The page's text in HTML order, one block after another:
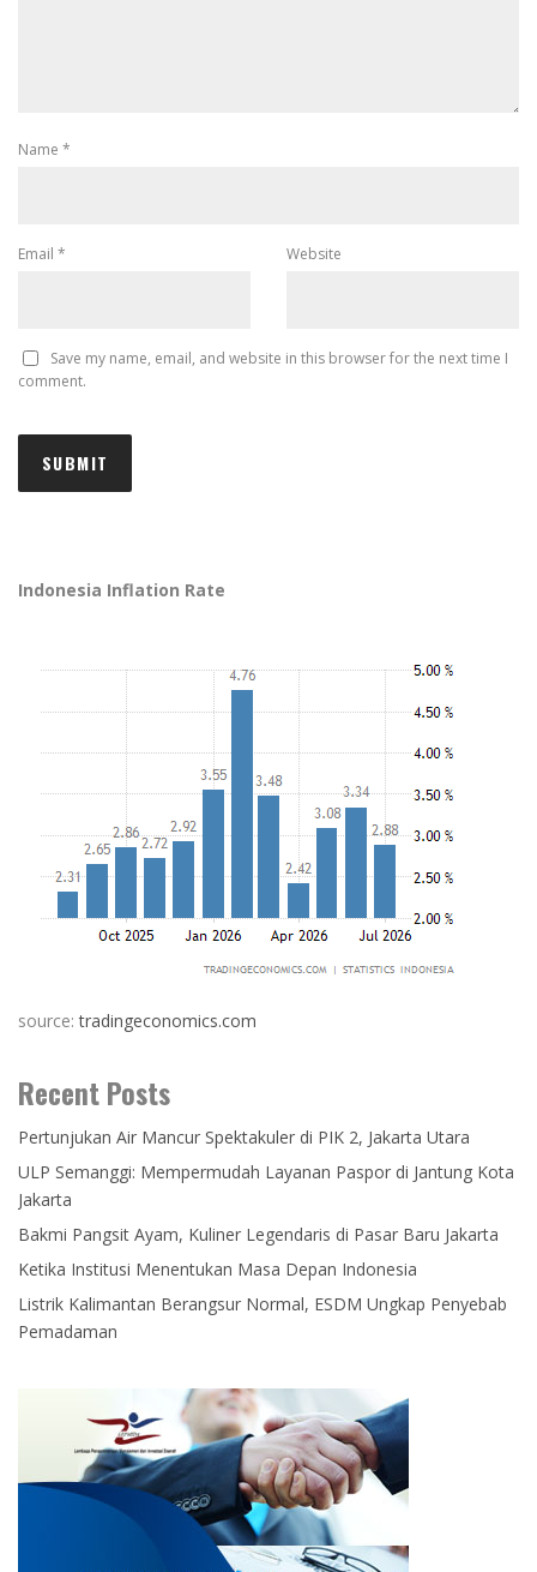
Name *
Email * Website
Save my name, email, and website in this browser for the next time I
comment.
Indonesia Inflation Rate
source:tradingeconomics.com
Recent Posts
Pertunjukan Air Mancur Spektakuler di PIK 2, Jakarta Utara
ULP Semanggi: Mempermudah Layanan Paspor di Jantung Kota
Jakarta
Bakmi Pangsit Ayam, Kuliner Legendaris di Pasar Baru Jakarta
Ketika Institusi Menentukan Masa Depan Indonesia
Listrik Kalimantan Berangsur Normal, ESDM Ungkap Penyebab
Pemadaman